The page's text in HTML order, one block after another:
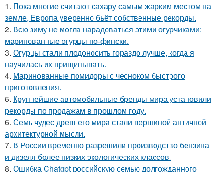
1. Пока многие считают сахару самым жарким местом на
земле, Европа уверенно бьёт собственные рекорды.
2. Всю зиму не могла нарадоваться этими огурчиками:
маринованные огурцы по-фински.
3. Огурцы стали плодоносить гораздо лучше, когда я
научилась их прищипывать.
4. Маринованные помидоры с чесноком быстрого
приготовления.
5. Крупнейшие автомобильные бренды мира установили
рекорды по продажам в прошлом году.
6. Семь чудес древнего мира стали вершиной античной
архитектурной мысли.
7. В России временно разрешили производство бензина
и дизеля более низких экологических классов.
8. Ошибка Chatgpt российскую семью долгожданного